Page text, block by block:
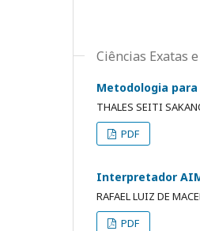
Ciências Exatas
Metodologia
THALES SEITI
PDF
Interpretador
RAFAEL LUIZ DE
PDF